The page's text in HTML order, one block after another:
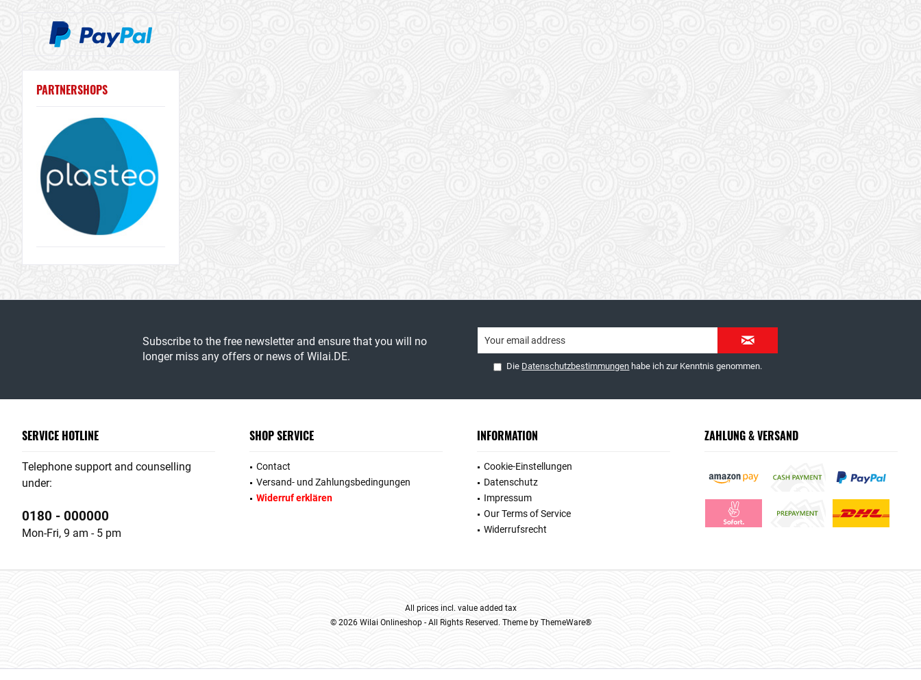
PARTNERSHOPS
Subscribe to the free newsletter and ensure that you will no
longer miss any offers or news of Wilai.DE.
Die Datenschutzbestimmungen habe ich zur Kenntnis genommen.
SERVICE HOTLINE
Telephone support and counselling
under:
0180 - 000000
Mon-Fri, 9 am - 5 pm
SHOP SERVICE
Contact
Versand- und Zahlungsbedingungen
Widerruf erklären
INFORMATION
Cookie-Einstellungen
Datenschutz
Impressum
Our Terms of Service
Widerrufsrecht
ZAHLUNG & VERSAND
All prices incl. value added tax
© 2026 Wilai Onlineshop - All Rights Reserved. Theme by ThemeWare®